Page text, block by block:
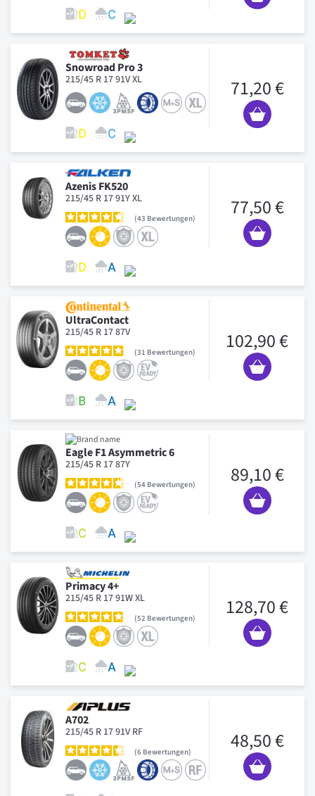
Snowroad Pro 3
215/45 R 17 91V XL 71,20 €
Azenis FK520
215/45 R 17 91Y XL
43 Bewertungen 77,50 €
UltraContact
215/45 R 17 87V
31 Bewertungen 102,90 €
Eagle F1 Asymmetric 6
215/45 R 17 87Y
54 Bewertungen 89,10 €
Primacy 4+
215/45 R 17 91W XL
52 Bewertungen 128,70 €
A702
215/45 R 17 91V RF
6 Bewertungen 48,50 €